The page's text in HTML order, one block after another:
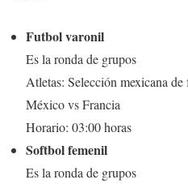
Futbol varonil
Es la ronda de grupos
Atletas: Selección mexicana
México vs Francia
Horario: 03:00 horas
Softbol femenil
Es la ronda de grupos